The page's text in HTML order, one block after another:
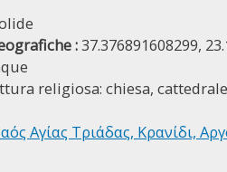
:37.376891608299,
religiosa: chiesa,
Αγίας Τριάδας, Κρανίδι,